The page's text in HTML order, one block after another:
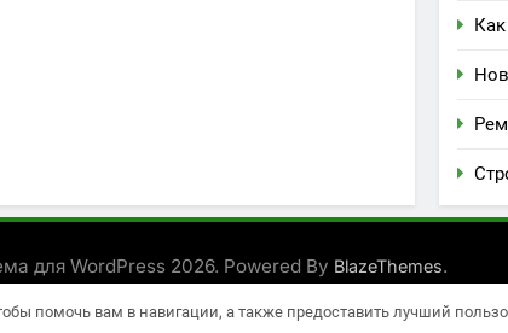
для WordPress 2026. Powered By BlazeThemes.
помочь вам в навигации, а также предоставить лучший